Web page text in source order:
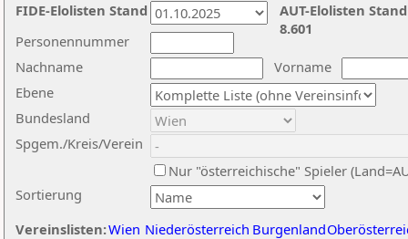
Nachname
Vorname
Ebene
Sortierung
Personennummer
Bundesland
Spgem./Kreis/Verein
Nur "österreichische" Spieler
Vereinslisten:Wien Niederösterreich Burgenland
AUT-Elolisten
8.601
FIDE-Elolisten Stand